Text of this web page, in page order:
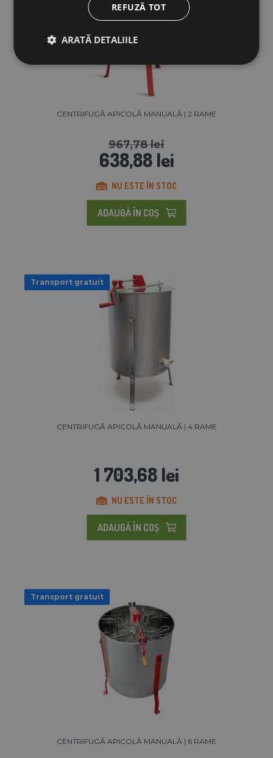
CENTRIFUGĂ APICOLĂ MANUALĂ | 2 RAME
967,78 lei
638,88 lei
NU ESTE ÎN STOC
ADAUGĂ ÎN COŞ
Transport gratuit
CENTRIFUGĂ APICOLĂ MANUALĂ | 4 RAME
1 703,68 lei
NU ESTE ÎN STOC
ADAUGĂ ÎN COŞ
Transport gratuit
CENTRIFUGĂ APICOLĂ MANUALĂ | 6 RAME
REFUZĂ TOT
ARATĂ DETALIILE